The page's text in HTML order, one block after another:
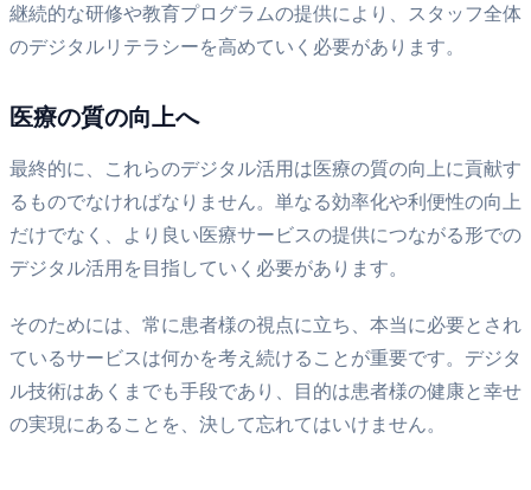
継続的な研修や教育プログラムの提供により、スタッフ全体
のデジタルリテラシーを高めていく必要があります。
医療の質の向上へ
最終的に、これらのデジタル活用は医療の質の向上に貢献す
るものでなければなりません。単なる効率化や利便性の向上
だけでなく、より良い医療サービスの提供につながる形での
デジタル活用を目指していく必要があります。
そのためには、常に患者様の視点に立ち、本当に必要とされ
ているサービスは何かを考え続けることが重要です。デジタ
ル技術はあくまでも手段であり、目的は患者様の健康と幸せ
の実現にあることを、決して忘れてはいけません。